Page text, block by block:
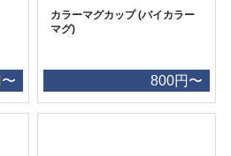
カラーマグカップ (バイカラー
マグ)
800円〜